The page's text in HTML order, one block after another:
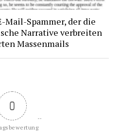
Mail-Spammer, der die
Narrative verbreiten
Massenmails
0